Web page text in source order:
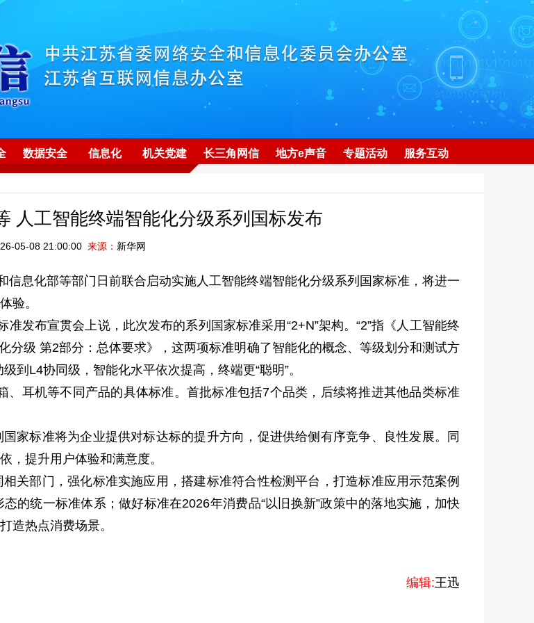
数据安全 信息化 机关党建 长三角网信 地方e声音 专题活动 服务互动
人工智能终端智能化分级系列国标发布
05-08 21:00:00 来源： 新华网
息化部等部门日前联合启动实施人工智能终端智能化分级系列国家标准，将进一
验。
布宣贯会上说，此次发布的系列国家标准采用“2+N”架构。“2”指《人工智能终
分级 第2部分：总体要求》，这两项标准明确了智能化的概念、等级划分和测试方
到L4协同级，智能化水平依次提高，终端更“聪明”。
耳机等不同产品的具体标准。首批标准包括7个品类，后续将推进其他品类标准
标准将为企业提供对标达标的提升方向，促进供给侧有序竞争、良性发展。同
，提升用户体验和满意度。
部门，强化标准实施应用，搭建标准符合性检测平台，打造标准应用示范案例
的统一标准体系；做好标准在2026年消费品“以旧换新”政策中的落地实施，加快
造热点消费场景。
编辑:王迅